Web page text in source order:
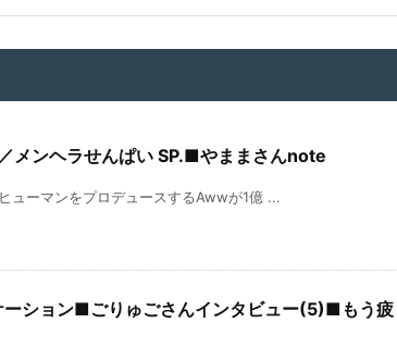
メンヘラせんぱい SP.■やままさんnote
ューマンをプロデュースするAwwが1億 ...
ション■ごりゅごさんインタビュー(5)■もう疲